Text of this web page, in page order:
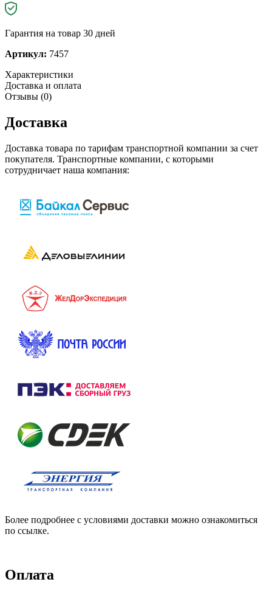
Гарантия на товар 30 дней
Артикул: 7457
Характеристики
Доставка и оплата
Отзывы (0)
Доставка
Доставка товара по тарифам транспортной компании за счет
покупателя. Транспортные компании, с которыми
сотрудничает наша компания:
Более подробнее с условиями доставки можно ознакомиться
по ссылке.
Оплата